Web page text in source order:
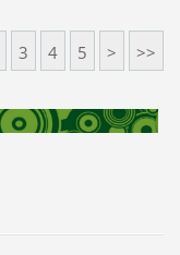
3 4 5 > >>